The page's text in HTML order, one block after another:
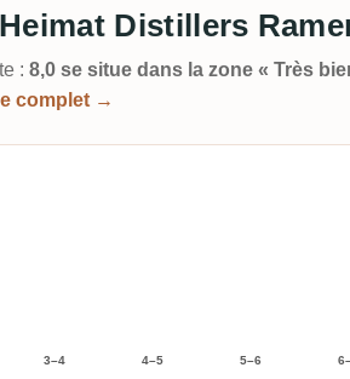
Distillers
: 8,0 se situe dans la zone « Très
complet →
3–4 4–5 5–6